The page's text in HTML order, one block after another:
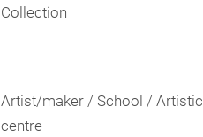
Collection
Artist/maker / School / Artistic
centre